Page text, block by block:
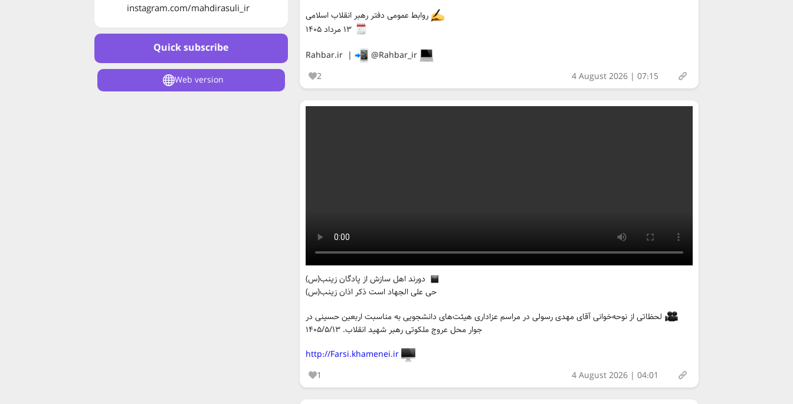
instagram.com/mahdirasuli_ir
Quick subscribe
Web version
روابط عمومی دفتر رهبر انقلاب اسلامی
@Rahbar_ir
2
4 August 2026 | 07:15
دورند اهل سازش از پادگان زینب(س)
حی علی الجهاد است ذکر اذان زینب(س)
لحظاتی از نوحه‌خوانی آقای مهدی رسولی در مراسم عزاداری هیئت‌های دانشجویی به مناسبت اربعین حسینی در
جوار محل عروج ملکوتی رهبر شهید انقلاب. ۱۴۰۵/۵/۱۳
http://Farsi.khamenei.ir
1
4 August 2026 | 04:01